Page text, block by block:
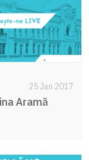
25 Jan 2017
Aramă